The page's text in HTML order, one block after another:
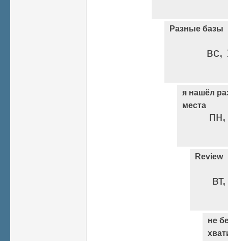
Разные базы
вс,
я нашёл
места
Review
не